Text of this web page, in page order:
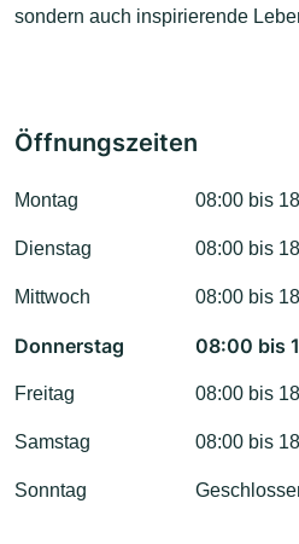
sondern auch inspirierende
Öffnungszeiten
Montag 08:00 bis
Dienstag 08:00 bis
Mittwoch 08:00 bis
Donnerstag 08:00 bis
Freitag 08:00 bis
Samstag 08:00 bis
Sonntag